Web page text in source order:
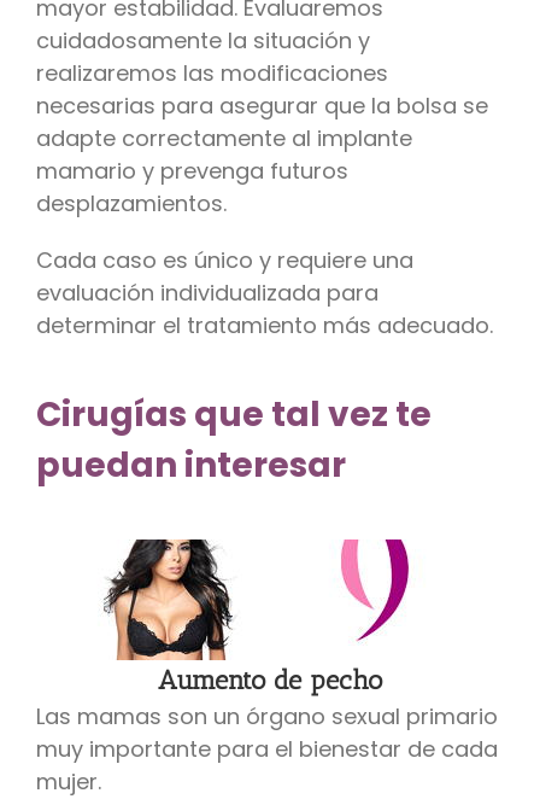
mayor estabilidad. Evaluaremos
cuidadosamente la situación y
realizaremos las modificaciones
necesarias para asegurar que la bolsa se
adapte correctamente al implante
mamario y prevenga futuros
desplazamientos.
Cada caso es único y requiere una
evaluación individualizada para
determinar el tratamiento más adecuado.
Cirugías que tal vez te
puedan interesar
Aumento de pecho
Las mamas son un órgano sexual primario
muy importante para el bienestar de cada
mujer.